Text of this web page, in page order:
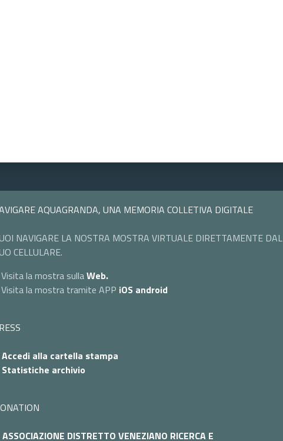
AQUAGRANDA, UNA MEMORIA COLLETIVA DIGITALE
NAVIGARE LA NOSTRA MOSTRA VIRTUALE DIRETTAMENTE DAL
CELLULARE.
Visita la mostra sullaWeb.
Visita la mostra tramite APP iOS android
Accedi alla cartella stampa
Statistiche archivio
ASSOCIAZIONE DISTRETTO VENEZIANO RICERCA E